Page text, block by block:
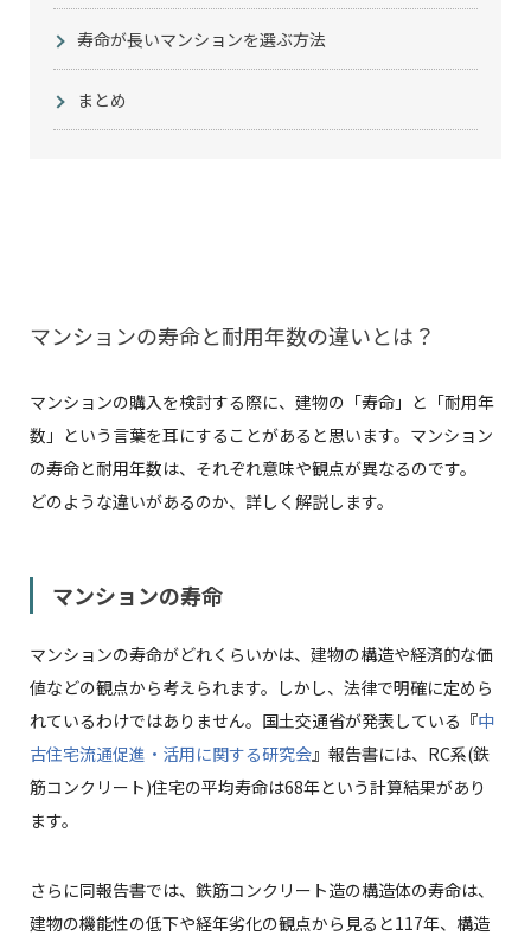
寿命が長いマンションを選ぶ方法
まとめ
マンションの寿命と耐用年数の違いとは？
マンションの購入を検討する際に、建物の「寿命」と「耐用年
数」という言葉を耳にすることがあると思います。マンション
の寿命と耐用年数は、それぞれ意味や観点が異なるのです。
どのような違いがあるのか、詳しく解説します。
マンションの寿命
マンションの寿命がどれくらいかは、建物の構造や経済的な価
値などの観点から考えられます。しかし、法律で明確に定めら
れているわけではありません。国土交通省が発表している『中
古住宅流通促進・活用に関する研究会』報告書には、RC系(鉄
筋コンクリート)住宅の平均寿命は68年という計算結果があり
ます。
さらに同報告書では、鉄筋コンクリート造の構造体の寿命は、
建物の機能性の低下や経年劣化の観点から見ると117年、構造